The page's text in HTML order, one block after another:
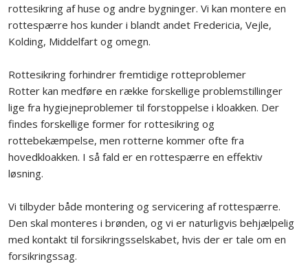
rottesikring af huse og andre bygninger. Vi kan montere en
rottespærre hos kunder i blandt andet Fredericia, Vejle,
Kolding, Middelfart og omegn.
​Rottesikring forhindrer fremtidige rotteproblemer
Rotter kan medføre en række forskellige problemstillinger
lige fra hygiejneproblemer til forstoppelse i kloakken. Der
findes forskellige former for rottesikring og
rottebekæmpelse, men rotterne kommer ofte fra
hovedkloakken. I så fald er en rottespærre en effektiv
løsning.
​Vi tilbyder både montering og servicering af rottespærre.
Den skal monteres i brønden, og vi er naturligvis behjælpelig
med kontakt til forsikringsselskabet, hvis der er tale om en
forsikringssag.